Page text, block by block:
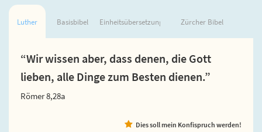
Luther Basisbibel Einheitsübersetzung Zürcher Bibel
“Wir wissen aber, dass denen, die Gott
lieben, alle Dinge zum Besten dienen.”
Römer 8,28a
Dies soll mein Konfispruch werden!